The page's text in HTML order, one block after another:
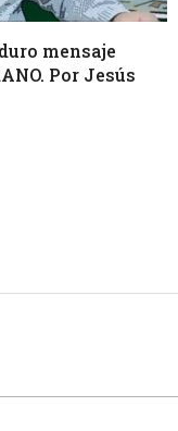
mensaje
Por Jesús